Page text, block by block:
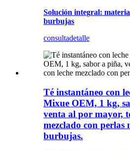
Solución integral:
burbujas
consultadetalle
Té instantáneo con
Mixue OEM, 1 kg,
venta al por mayor,
mezclado con perlas
burbujas.